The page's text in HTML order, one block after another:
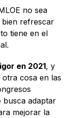
no sea
refrescar
tiene en el
en 2021, y
cosa en las
busca adaptar
mejorar la